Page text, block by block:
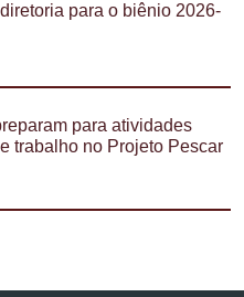
para o biênio 2026-
para atividades
trabalho no Projeto Pescar